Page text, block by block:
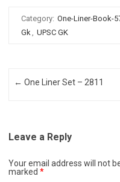
Category: One-Liner-Book-
Gk, UPSC GK
Post navigation
← One Liner Set – 2811
Leave a Reply
Your email address will not
marked *